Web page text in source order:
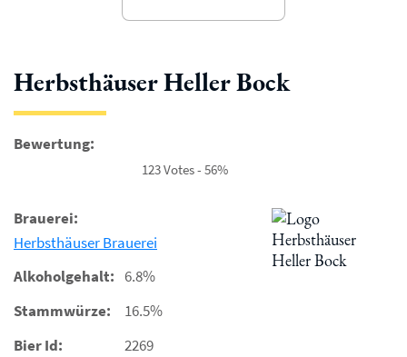
Herbsthäuser Heller Bock
Bewertung:
123 Votes - 56%
Brauerei:
Herbsthäuser Brauerei
Alkoholgehalt: 6.8%
Stammwürze:
16.5%
Bier Id:
2269